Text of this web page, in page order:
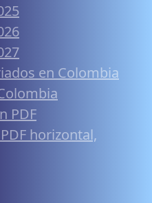
en Colombia
PDF
horizontal,